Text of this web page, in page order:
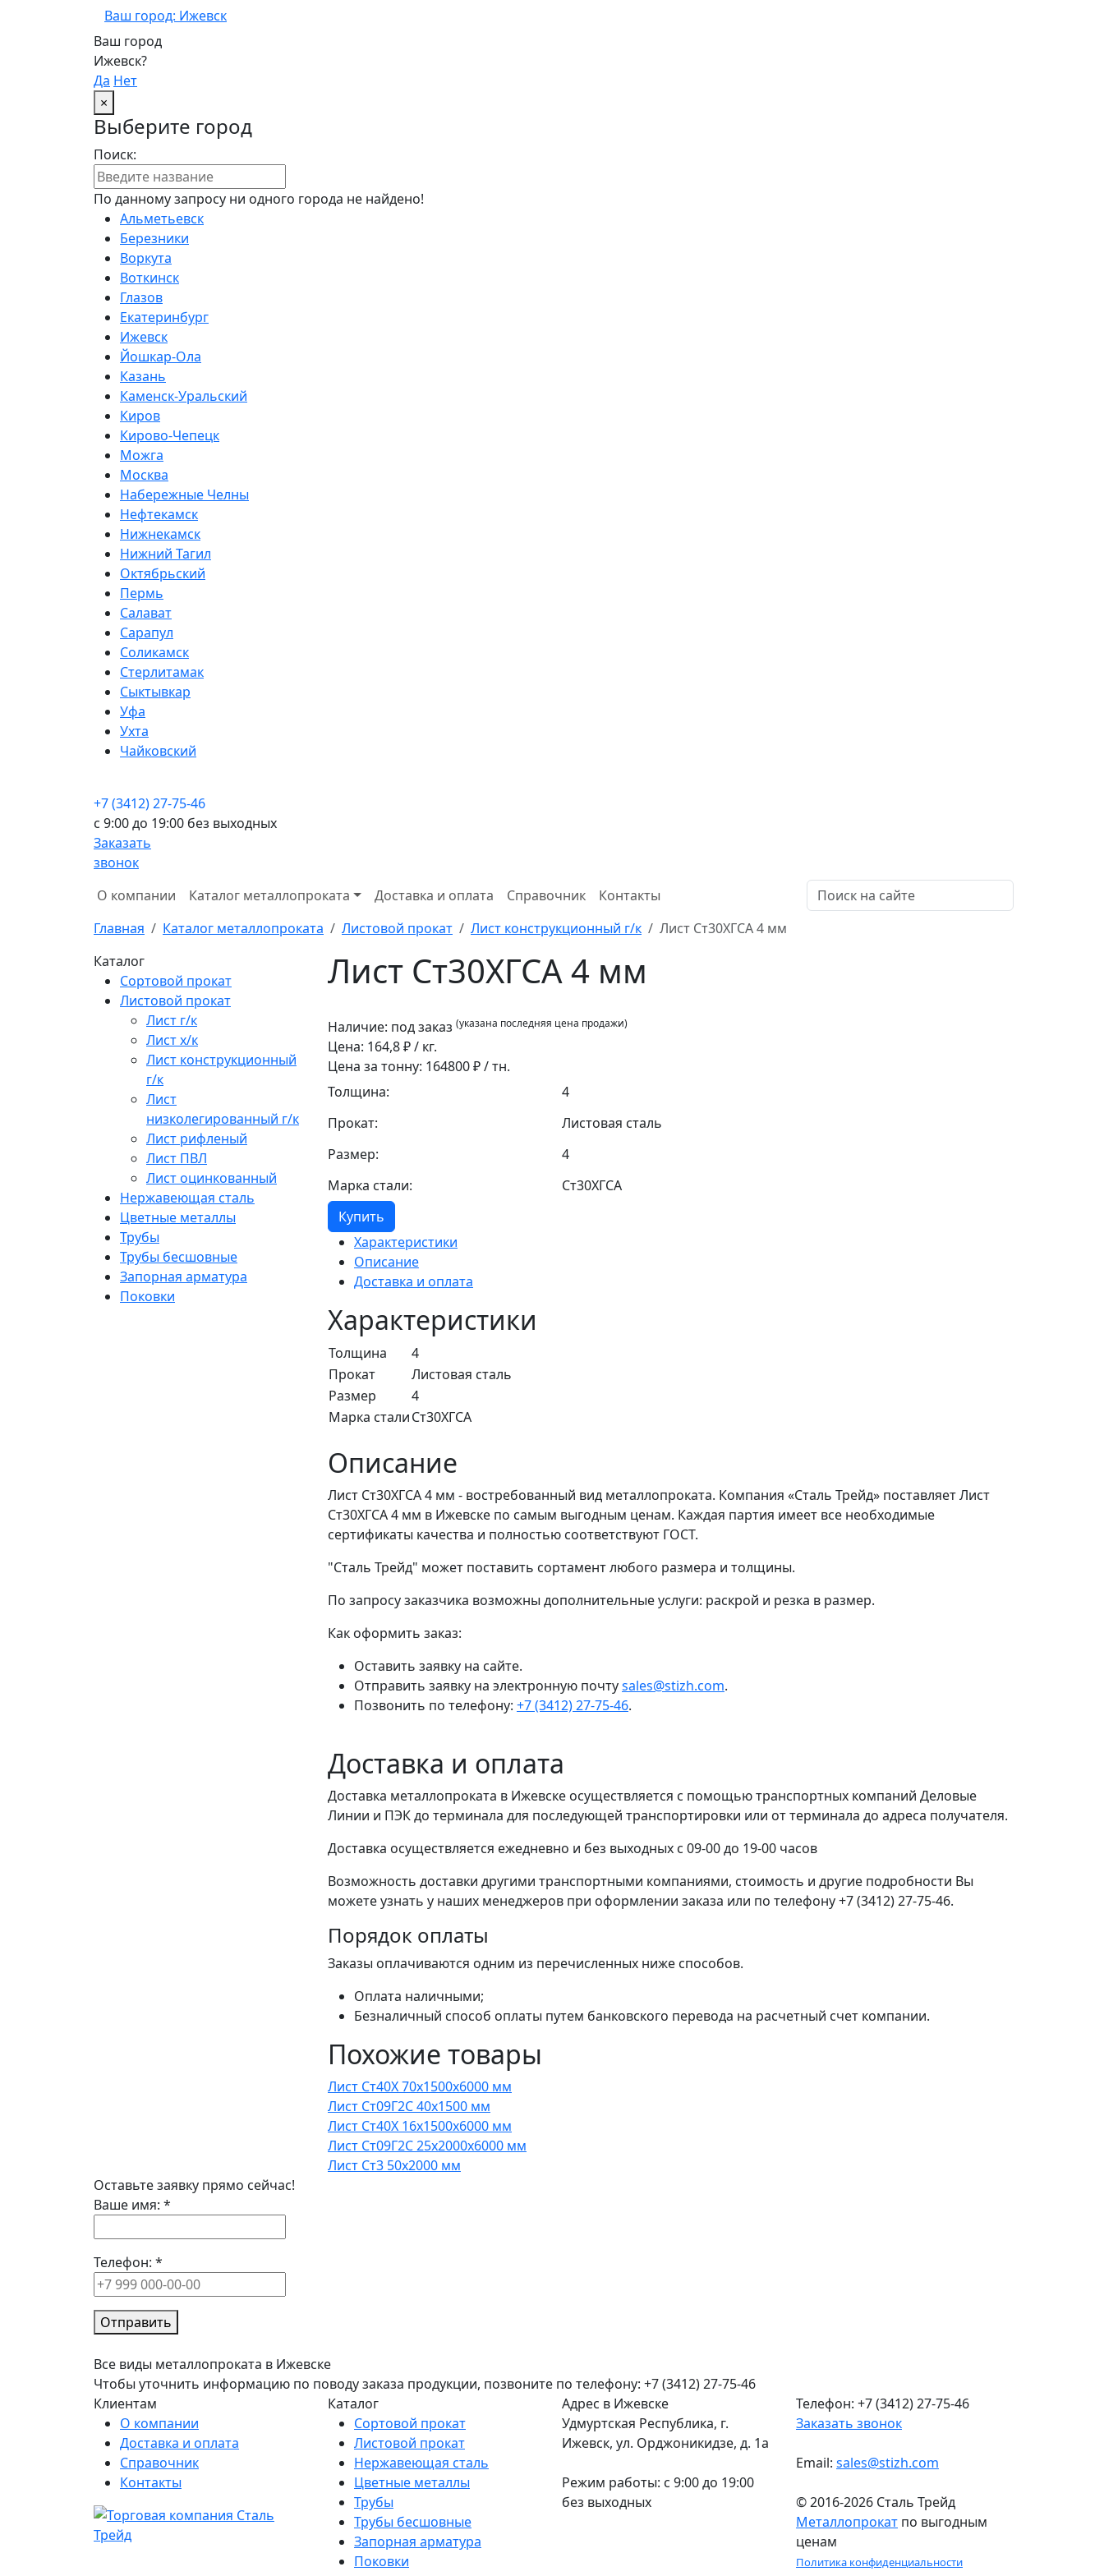
Ваш город: Ижевск
Ваш город
Ижевск?
Да Нет
×
Выберите город
Поиск:
По данному запросу ни одного города не найдено!
Альметьевск
Березники
Воркута
Воткинск
Глазов
Екатеринбург
Ижевск
Йошкар-Ола
Казань
Каменск-Уральский
Киров
Кирово-Чепецк
Можга
Москва
Набережные Челны
Нефтекамск
Нижнекамск
Нижний Тагил
Октябрьский
Пермь
Салават
Сарапул
Соликамск
Стерлитамак
Сыктывкар
Уфа
Ухта
Чайковский
+7 (3412) 27-75-46
c 9:00 до 19:00 без выходных
Заказать
звонок
О компании
Каталог металлопроката Доставка и оплата Справочник
Контакты
Главная
Каталог металлопроката Листовой прокат Лист конструкционный г/к
Лист Ст30ХГСА 4 мм
Каталог
Сортовой прокат
Листовой прокат
Лист г/к
Лист х/к
Лист конструкционный
г/к
Лист
низколегированный г/к
Лист рифленый
Лист ПВЛ
Лист оцинкованный
Нержавеющая сталь
Цветные металлы
Трубы
Трубы бесшовные
Запорная арматура
Поковки
Лист Ст30ХГСА 4 мм
Наличие: под заказ (указана последняя цена продажи)
Цена: 164,8₽ / кг.
Цена за тонну: 164800₽ / тн.
Толщина:
4
Прокат:
Листовая сталь
Размер:
4
Марка стали:
Ст30ХГСА
Купить
Характеристики
Описание
Доставка и оплата
Характеристики
Толщина
4
Прокат
Листовая сталь
Размер
4
Марка сталиСт30ХГСА
Описание
Лист Ст30ХГСА 4 мм - востребованный вид металлопроката. Компания «Сталь Трейд» поставляет Лист
Ст30ХГСА 4 мм в Ижевске по самым выгодным ценам. Каждая партия имеет все необходимые
сертификаты качества и полностью соответствуют ГОСТ.
"Сталь Трейд" может поставить сортамент любого размера и толщины.
По запросу заказчика возможны дополнительные услуги: раскрой и резка в размер.
Как оформить заказ:
Оставить заявку на сайте.
Отправить заявку на электронную почтуsales@stizh.com.
Позвонить по телефону: +7 (3412) 27-75-46.
Доставка и оплата
Доставка металлопроката в Ижевске осуществляется с помощью транспортных компаний Деловые
Линии и ПЭК до терминала для последующей транспортировки или от терминала до адреса получателя.
Доставка осуществляется ежедневно и без выходных с 09-00 до 19-00 часов
Возможность доставки другими транспортными компаниями, стоимость и другие подробности Вы
можете узнать у наших менеджеров при оформлении заказа или по телефону +7 (3412) 27-75-46.
Порядок оплаты
Заказы оплачиваются одним из перечисленных ниже способов.
Оплата наличными;
Безналичный способ оплаты путем банковского перевода на расчетный счет компании.
Похожие товары
Лист Ст40Х 70x1500x6000 мм
Лист Ст09Г2С 40x1500 мм
Лист Ст40Х 16x1500x6000 мм
Лист Ст09Г2С 25x2000x6000 мм
Лист Ст3 50x2000 мм
Оставьте заявку прямо сейчас!
Ваше имя: *
Телефон: *
Отправить
Все виды металлопроката в Ижевске
Чтобы уточнить информацию по поводу заказа продукции, позвоните по телефону: +7 (3412) 27-75-46
Клиентам
О компании
Доставка и оплата
Справочник
Контакты
Каталог
Сортовой прокат
Листовой прокат
Нержавеющая сталь
Цветные металлы
Трубы
Трубы бесшовные
Запорная арматура
Поковки
Адрес в Ижевске
Удмуртская Республика, г.
Ижевск, ул. Орджоникидзе, д. 1а
Режим работы: c 9:00 до 19:00
без выходных
Телефон: +7 (3412) 27-75-46
Заказать звонок
Email: sales@stizh.com
© 2016-2026 Сталь Трейд
Металлопрокат по выгодным
ценам
Политика конфиденциальности